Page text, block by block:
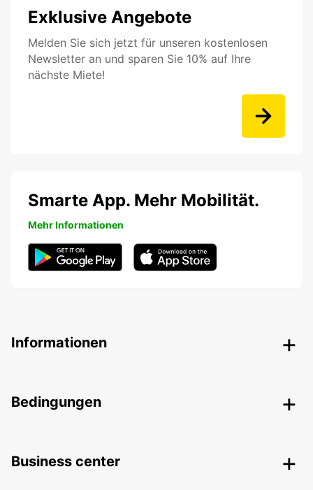
Exklusive Angebote
Melden Sie sich jetzt für unseren kostenlosen
Newsletter an und sparen Sie 10% auf Ihre
nächste Miete!
Smarte App. Mehr Mobilität.
Mehr Informationen
Informationen
Bedingungen
Business center